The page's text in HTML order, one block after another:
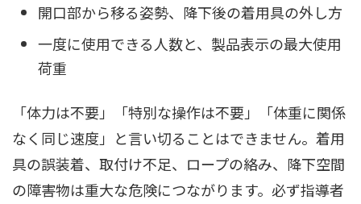
開口部から移る姿勢、降下後の着用具の外し方
一度に使用できる人数と、製品表示の最大使用
荷重
「体力は不要」「特別な操作は不要」「体重に関係
なく同じ速度」と言い切ることはできません。着用
具の誤装着、取付け不足、ロープの絡み、降下空間
の障害物は重大な危険につながります。必ず指導者